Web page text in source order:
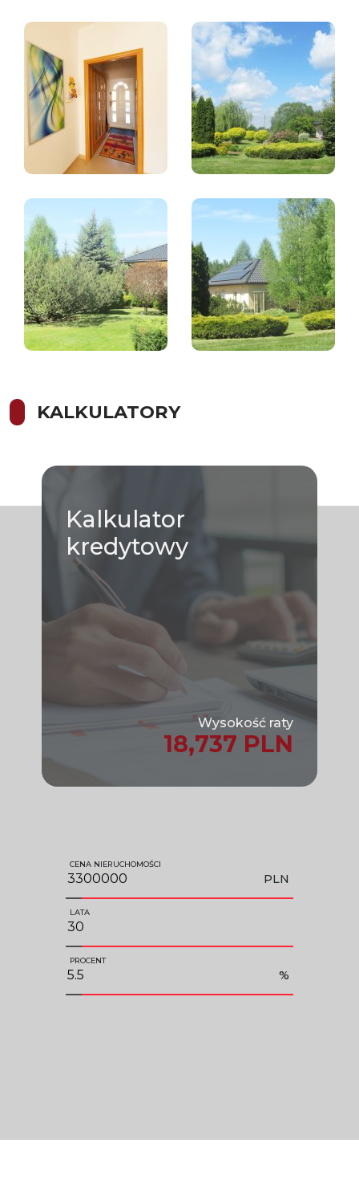
KALKULATORY
Kalkulator
kredytowy
Wysokość raty
18,737 PLN
CENA NIERUCHOMOŚCI
PLN
LATA
PROCENT
%